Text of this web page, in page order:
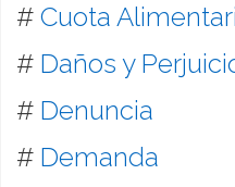
# Cuota
# Daños y
# Denuncia
# Demanda